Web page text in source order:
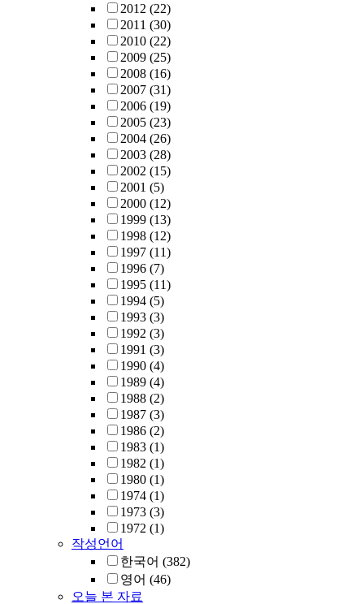
2012 (22)
2011 (30)
2010 (22)
2009 (25)
2008 (16)
2007 (31)
2006 (19)
2005 (23)
2004 (26)
2003 (28)
2002 (15)
2001 (5)
2000 (12)
1999 (13)
1998 (12)
1997 (11)
1996 (7)
1995 (11)
1994 (5)
1993 (3)
1992 (3)
1991 (3)
1990 (4)
1989 (4)
1988 (2)
1987 (3)
1986 (2)
1983 (1)
1982 (1)
1980 (1)
1974 (1)
1973 (3)
1972 (1)
작성언어
한국어 (382)
영어 (46)
오늘 본 자료